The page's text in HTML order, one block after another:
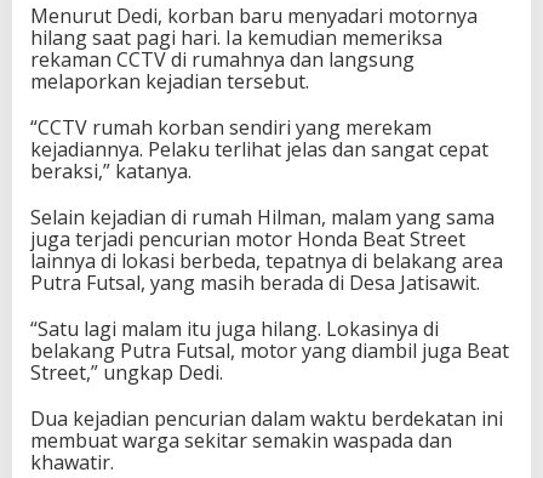
Menurut Dedi, korban baru menyadari motornya
hilang saat pagi hari. Ia kemudian memeriksa
rekaman CCTV di rumahnya dan langsung
melaporkan kejadian tersebut.
“CCTV rumah korban sendiri yang merekam
kejadiannya. Pelaku terlihat jelas dan sangat cepat
beraksi,” katanya.
Selain kejadian di rumah Hilman, malam yang sama
juga terjadi pencurian motor Honda Beat Street
lainnya di lokasi berbeda, tepatnya di belakang area
Putra Futsal, yang masih berada di Desa Jatisawit.
“Satu lagi malam itu juga hilang. Lokasinya di
belakang Putra Futsal, motor yang diambil juga Beat
Street,” ungkap Dedi.
Dua kejadian pencurian dalam waktu berdekatan ini
membuat warga sekitar semakin waspada dan
khawatir.